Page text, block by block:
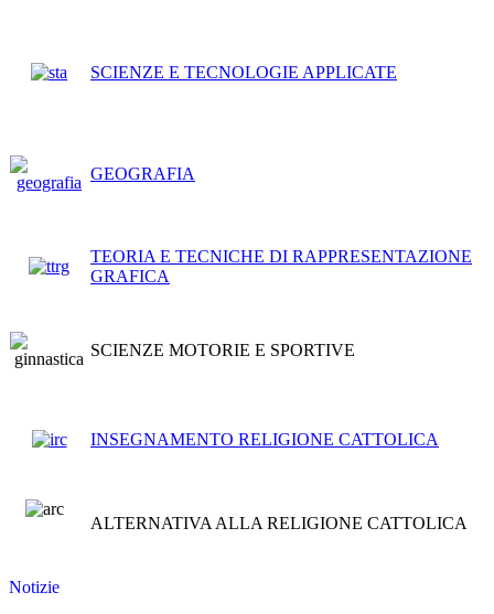
SCIENZE E TECNOLOGIE APPLICATE
GEOGRAFIA
TEORIA E TECNICHE DI RAPPRESENTAZIONE
GRAFICA
SCIENZE MOTORIE E SPORTIVE
INSEGNAMENTO RELIGIONE CATTOLICA
ALTERNATIVA ALLA RELIGIONE CATTOLICA
Notizie